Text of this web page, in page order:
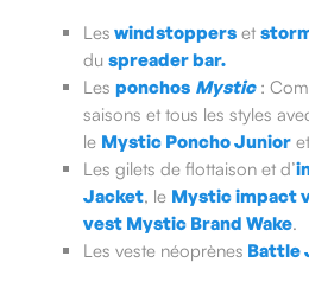
Les windstoppers et
du spreader bar.
Les ponchos Mystic:
saisons et tous les styles
le Mystic Poncho Junior
Les gilets de flottaison et d’
Jacket, le Mystic impact
vest Mystic Brand Wake.
Les veste néoprènes Battle